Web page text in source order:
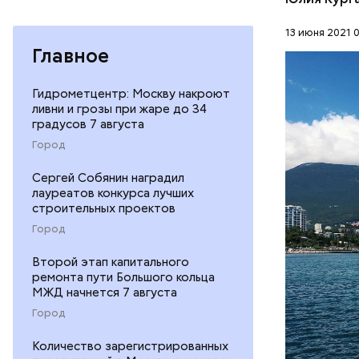
Главное
Гидрометцентр: Москву накроют
ливни и грозы при жаре до 34
градусов 7 августа
Город
Сергей Собянин наградил
лауреатов конкурса лучших
строительных проектов
Город
Второй этап капитального
ремонта пути Большого кольца
МЖД начнется 7 августа
Город
Количество зарегистрированных
13 июня 2021
чтобы
владеть
иметь
других
систему